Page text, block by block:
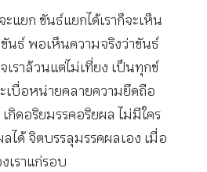
แยก ขันธ์แยกได้เราก็จะเห็น
นธ์ พอเห็นความจริงว่าขันธ์
เราล้วนแต่ไม่เที่ยง เป็นทุกข์
บื่อหน่ายคลายความยึดถือ
ดอริยมรรคอริยผล ไม่มีใคร
ได้ จิตบรรลุมรรคผลเอง เมื่อ
ราแก่รอบ